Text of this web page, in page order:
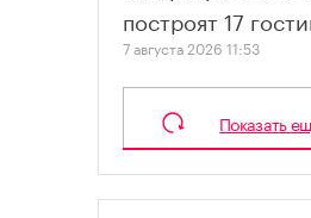
построят 17
7 августа 2026 11:53
Показать